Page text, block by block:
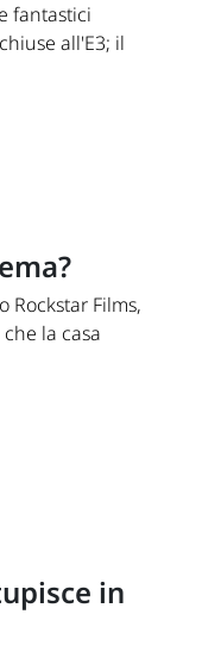
fantastici
all'E3; il
Rockstar Films,
la casa
in